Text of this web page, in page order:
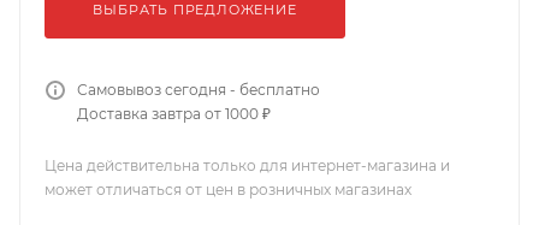
ВЫБРАТЬ ПРЕДЛОЖЕНИЕ
Самовывоз сегодня - бесплатно
Доставка завтра от 1000 ₽
Цена действительна только для интернет-магазина и
может отличаться от цен в розничных магазинах